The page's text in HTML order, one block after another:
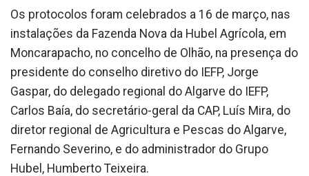
Os protocolos foram celebrados a 16 de março, nas
instalações da Fazenda Nova da Hubel Agrícola, em
Moncarapacho, no concelho de Olhão, na presença do
presidente do conselho diretivo do IEFP, Jorge
Gaspar, do delegado regional do Algarve do IEFP,
Carlos Baía, do secretário-geral da CAP, Luís Mira, do
diretor regional de Agricultura e Pescas do Algarve,
Fernando Severino, e do administrador do Grupo
Hubel, Humberto Teixeira.